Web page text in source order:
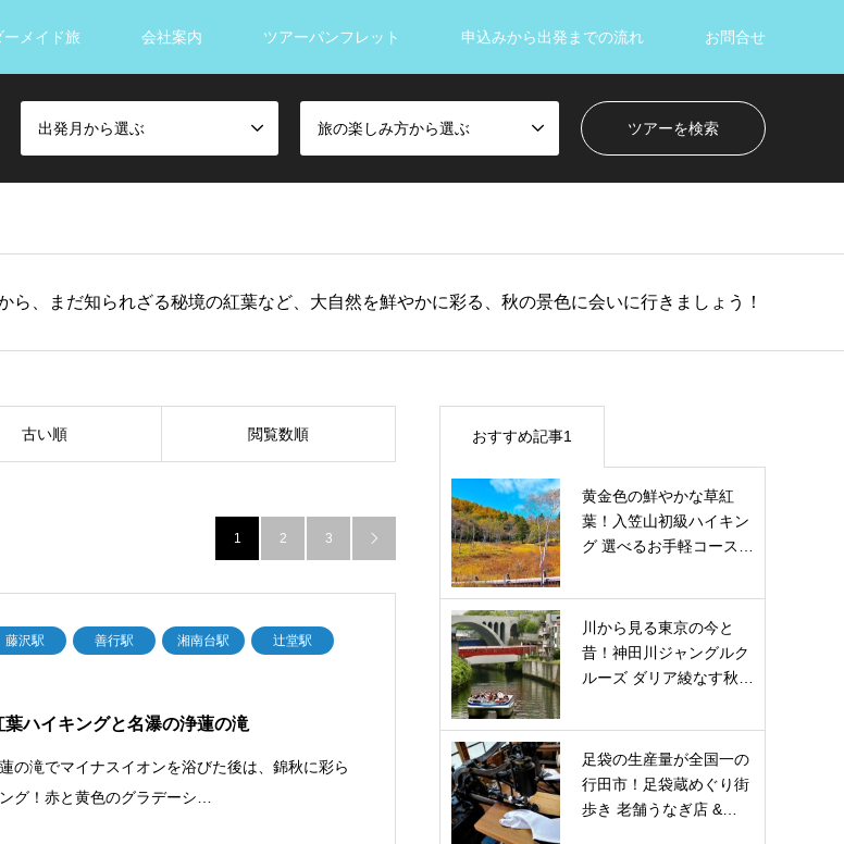
ーメイド旅 会社案内 ツアーパンフレット 申込みから出発までの流れ お問合せ
出発月から選ぶ 旅の楽しみ方から選ぶ
ら、まだ知られざる秘境の紅葉など、大自然を鮮やかに彩る、秋の景色に会いに行きましょう！
古い順 閲覧数順
1 2 3 
藤沢駅 善行駅 湘南台駅 辻堂駅
葉ハイキングと名瀑の浄蓮の滝
の滝でマイナスイオンを浴びた後は、錦秋に彩ら
グ！赤と黄色のグラデーシ…
おすすめ記事1
黄金色の鮮やかな草紅
葉！入笠山初級ハイキン
グ 選べるお手軽コース…
川から見る東京の今と
昔！神田川ジャングルク
ルーズ ダリア綾なす秋…
足袋の生産量が全国一の
行田市！足袋蔵めぐり街
歩き 老舗うなぎ店 &…